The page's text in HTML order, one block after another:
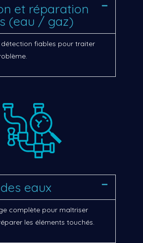
et réparation
(eau / gaz)
détection fiables pour traiter
eaux
complète pour maîtriser
les éléments touchés.